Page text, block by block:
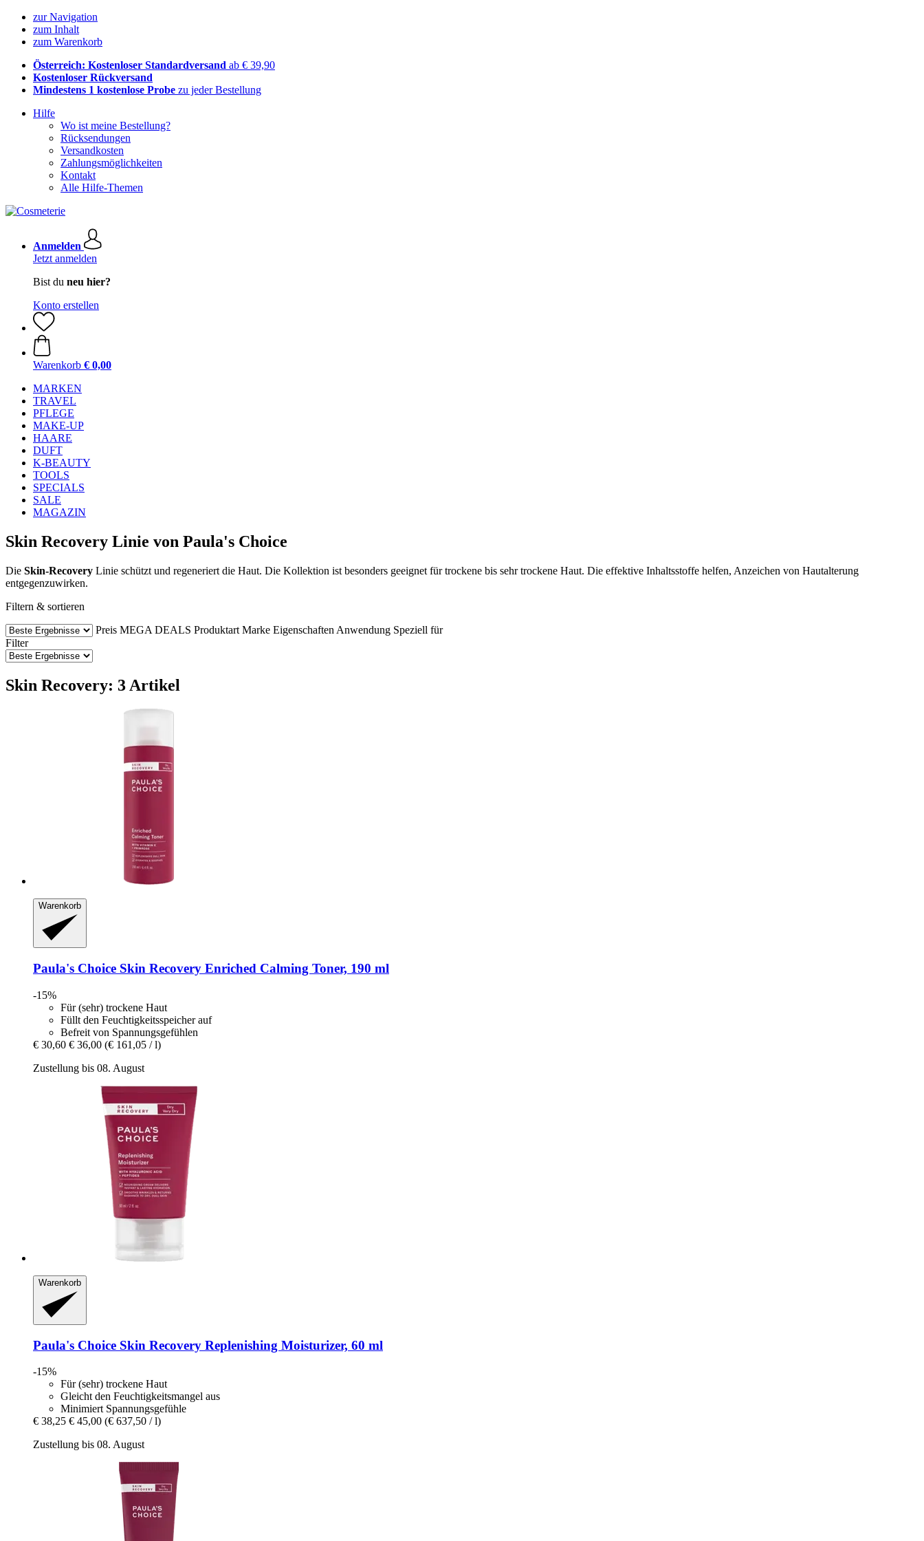
zur Navigation
zum Inhalt
zum Warenkorb
Österreich: Kostenloser Standardversand ab € 39,90
Kostenloser Rückversand
Mindestens 1 kostenlose Probe zu jeder Bestellung
Hilfe
Wo ist meine Bestellung?
Rücksendungen
Versandkosten
Zahlungsmöglichkeiten
Kontakt
Alle Hilfe-Themen
Anmelden
Jetzt anmelden
Bist du neu hier?
Konto erstellen
Warenkorb € 0,00
MARKEN
TRAVEL
PFLEGE
MAKE-UP
HAARE
DUFT
K-BEAUTY
TOOLS
SPECIALS
SALE
MAGAZIN
Skin Recovery Linie von Paula's Choice
Die Skin-Recovery Linie schützt und regeneriert die Haut. Die Kollektion ist besonders geeignet für trockene bis sehr trockene Haut. Die effektive Inhaltsstoffe helfen, Anzeichen von Hautalterung
entgegenzuwirken.
Filtern & sortieren
Preis MEGA DEALS Produktart Marke Eigenschaften Anwendung Speziell für
Filter
Skin Recovery: 3 Artikel
Warenkorb
Paula's Choice Skin Recovery Enriched Calming Toner, 190 ml
-15%
Für (sehr) trockene Haut
Füllt den Feuchtigkeitsspeicher auf
Befreit von Spannungsgefühlen
€ 30,60 € 36,00 (€ 161,05 / l)
Zustellung bis 08. August
Warenkorb
Paula's Choice Skin Recovery Replenishing Moisturizer, 60 ml
-15%
Für (sehr) trockene Haut
Gleicht den Feuchtigkeitsmangel aus
Minimiert Spannungsgefühle
€ 38,25 € 45,00 (€ 637,50 / l)
Zustellung bis 08. August